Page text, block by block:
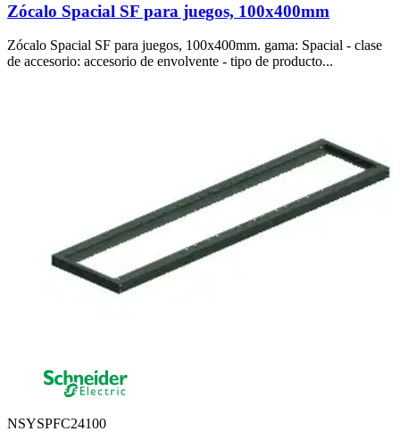
Zócalo Spacial SF para juegos, 100x400mm
Zócalo Spacial SF para juegos, 100x400mm. gama: Spacial - clase
de accesorio: accesorio de envolvente - tipo de producto...
NSYSPFC24100